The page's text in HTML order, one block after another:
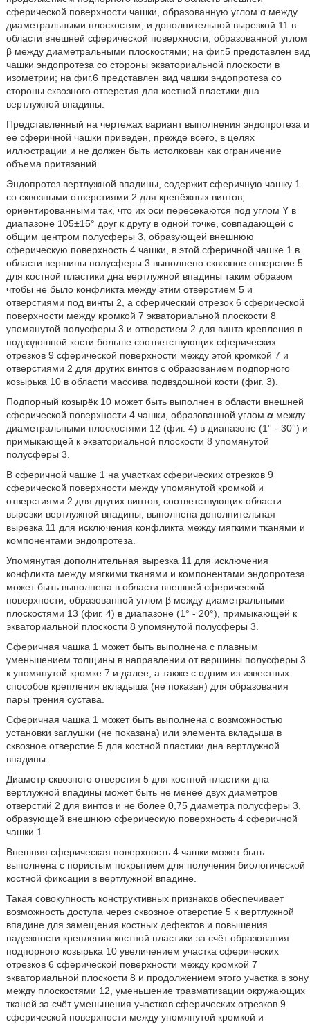
сферической поверхности чашки, образованную углом α между
диаметральными плоскостям, и дополнительной вырезкой 11 в
области внешней сферической поверхности, образованной углом
β между диаметральными плоскостями; на фиг.5 представлен вид
чашки эндопротеза со стороны экваториальной плоскости в
изометрии; на фиг.6 представлен вид чашки эндопротеза со
стороны сквозного отверстия для костной пластики дна
вертлужной впадины.
Представленный на чертежах вариант выполнения эндопротеза и
ее сферичной чашки приведен, прежде всего, в целях
иллюстрации и не должен быть истолкован как ограничение
объема притязаний.
Эндопротез вертлужной впадины, содержит сферичную чашку 1
со сквозными отверстиями 2 для крепёжных винтов,
ориентированными так, что их оси пересекаются под углом Y в
диапазоне 105±15° друг к другу в одной точке, совпадающей с
общим центром полусферы 3, образующей внешнюю
сферическую поверхность 4 чашки, в этой сферичной чашке 1 в
области вершины полусферы 3 выполнено сквозное отверстие 5
для костной пластики дна вертлужной впадины таким образом
чтобы не было конфликта между этим отверстием 5 и
отверстиями под винты 2, а сферический отрезок 6 сферической
поверхности между кромкой 7 экваториальной плоскости 8
упомянутой полусферы 3 и отверстием 2 для винта крепления в
подвздошной кости больше соответствующих сферических
отрезков 9 сферической поверхности между этой кромкой 7 и
отверстиями 2 для других винтов с образованием подпорного
козырька 10 в области массива подвздошной кости (фиг. 3).
Подпорный козырёк 10 может быть выполнен в области внешней
сферической поверхности 4 чашки, образованной углом α между
диаметральными плоскостями 12 (фиг. 4) в диапазоне (1° - 30°) и
примыкающей к экваториальной плоскости 8 упомянутой
полусферы 3.
В сферичной чашке 1 на участках сферических отрезков 9
сферической поверхности между упомянутой кромкой и
отверстиями 2 для других винтов, соответствующих области
вырезки вертлужной впадины, выполнена дополнительная
вырезка 11 для исключения конфликта между мягкими тканями и
компонентами эндопротеза.
Упомянутая дополнительная вырезка 11 для исключения
конфликта между мягкими тканями и компонентами эндопротеза
может быть выполнена в области внешней сферической
поверхности, образованной углом β между диаметральными
плоскостями 13 (фиг. 4) в диапазоне (1° - 20°), примыкающей к
экваториальной плоскости 8 упомянутой полусферы 3.
Сферичная чашка 1 может быть выполнена с плавным
уменьшением толщины в направлении от вершины полусферы 3
к упомянутой кромке 7 и далее, а также с одним из известных
способов крепления вкладыша (не показан) для образования
пары трения сустава.
Сферичная чашка 1 может быть выполнена с возможностью
установки заглушки (не показана) или элемента вкладыша в
сквозное отверстие 5 для костной пластики дна вертлужной
впадины.
Диаметр сквозного отверстия 5 для костной пластики дна
вертлужной впадины может быть не менее двух диаметров
отверстий 2 для винтов и не более 0,75 диаметра полусферы 3,
образующей внешнюю сферическую поверхность 4 сферичной
чашки 1.
Внешняя сферическая поверхность 4 чашки может быть
выполнена с пористым покрытием для получения биологической
костной фиксации в вертлужной впадине.
Такая совокупность конструктивных признаков обеспечивает
возможность доступа через сквозное отверстие 5 к вертлужной
впадине для замещения костных дефектов и повышения
надежности крепления костной пластики за счёт образования
подпорного козырька 10 увеличением участка сферических
отрезков 6 сферической поверхности между кромкой 7
экваториальной плоскости 8 и продолжением этого участка в зону
между плоскостями 12, уменьшение травматизации окружающих
тканей за счёт уменьшения участков сферических отрезков 9
сферической поверхности между упомянутой кромкой и